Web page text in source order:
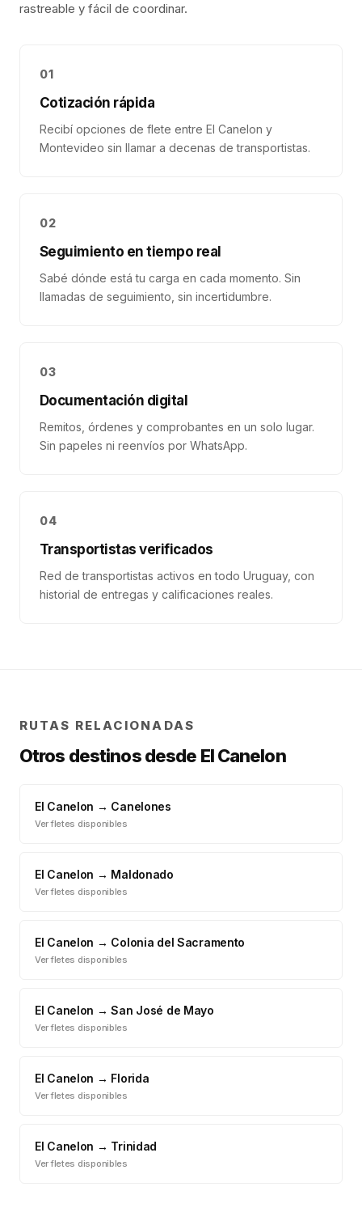
rastreable y fácil de coordinar.
01
Cotización rápida
Recibí opciones de flete entre El Canelon y
Montevideo sin llamar a decenas de transportistas.
02
Seguimiento en tiempo real
Sabé dónde está tu carga en cada momento. Sin
llamadas de seguimiento, sin incertidumbre.
03
Documentación digital
Remitos, órdenes y comprobantes en un solo lugar.
Sin papeles ni reenvíos por WhatsApp.
04
Transportistas verificados
Red de transportistas activos en todo Uruguay, con
historial de entregas y calificaciones reales.
RUTAS RELACIONADAS
Otros destinos desde El Canelon
El Canelon → Canelones
Ver fletes disponibles
El Canelon → Maldonado
Ver fletes disponibles
El Canelon → Colonia del Sacramento
Ver fletes disponibles
El Canelon →San José de Mayo
Ver fletes disponibles
El Canelon → Florida
Ver fletes disponibles
El Canelon → Trinidad
Ver fletes disponibles